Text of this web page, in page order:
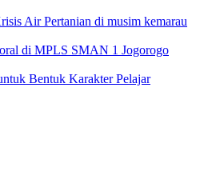
Air Pertanian di musim kemarau
di MPLS SMAN 1 Jogorogo
Bentuk Karakter Pelajar